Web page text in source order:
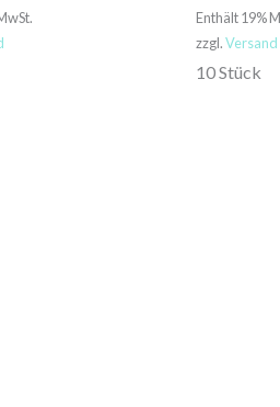
Enthält 19%
zzgl.Versand
10 Stück